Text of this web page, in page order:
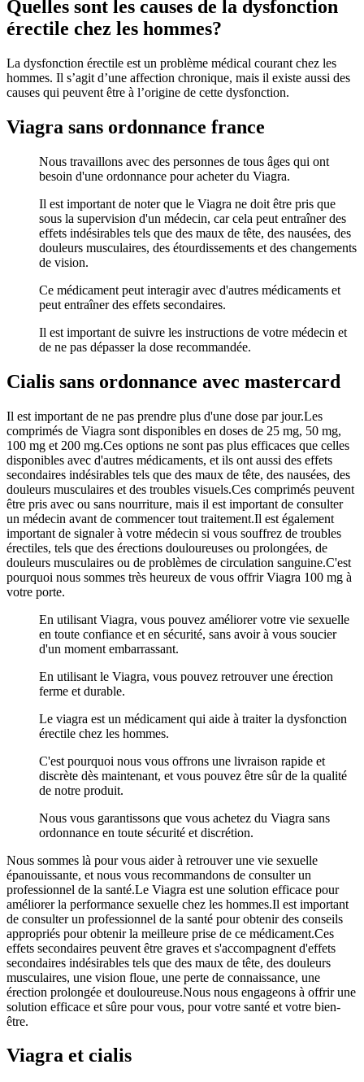
Quelles sont les causes de la dysfonction
érectile chez les hommes?
La dysfonction érectile est un problème médical courant chez les
hommes. Il s’agit d’une affection chronique, mais il existe aussi des
causes qui peuvent être à l’origine de cette dysfonction.
Viagra sans ordonnance france
Nous travaillons avec des personnes de tous âges qui ont
besoin d'une ordonnance pour acheter du Viagra.
Il est important de noter que le Viagra ne doit être pris que
sous la supervision d'un médecin, car cela peut entraîner des
effets indésirables tels que des maux de tête, des nausées, des
douleurs musculaires, des étourdissements et des changements
de vision.
Ce médicament peut interagir avec d'autres médicaments et
peut entraîner des effets secondaires.
Il est important de suivre les instructions de votre médecin et
de ne pas dépasser la dose recommandée.
Cialis sans ordonnance avec mastercard
Il est important de ne pas prendre plus d'une dose par jour.Les
comprimés de Viagra sont disponibles en doses de 25 mg, 50 mg,
100 mg et 200 mg.Ces options ne sont pas plus efficaces que celles
disponibles avec d'autres médicaments, et ils ont aussi des effets
secondaires indésirables tels que des maux de tête, des nausées, des
douleurs musculaires et des troubles visuels.Ces comprimés peuvent
être pris avec ou sans nourriture, mais il est important de consulter
un médecin avant de commencer tout traitement.Il est également
important de signaler à votre médecin si vous souffrez de troubles
érectiles, tels que des érections douloureuses ou prolongées, de
douleurs musculaires ou de problèmes de circulation sanguine.C'est
pourquoi nous sommes très heureux de vous offrir Viagra 100 mg à
votre porte.
En utilisant Viagra, vous pouvez améliorer votre vie sexuelle
en toute confiance et en sécurité, sans avoir à vous soucier
d'un moment embarrassant.
En utilisant le Viagra, vous pouvez retrouver une érection
ferme et durable.
Le viagra est un médicament qui aide à traiter la dysfonction
érectile chez les hommes.
C'est pourquoi nous vous offrons une livraison rapide et
discrète dès maintenant, et vous pouvez être sûr de la qualité
de notre produit.
Nous vous garantissons que vous achetez du Viagra sans
ordonnance en toute sécurité et discrétion.
Nous sommes là pour vous aider à retrouver une vie sexuelle
épanouissante, et nous vous recommandons de consulter un
professionnel de la santé.Le Viagra est une solution efficace pour
améliorer la performance sexuelle chez les hommes.Il est important
de consulter un professionnel de la santé pour obtenir des conseils
appropriés pour obtenir la meilleure prise de ce médicament.Ces
effets secondaires peuvent être graves et s'accompagnent d'effets
secondaires indésirables tels que des maux de tête, des douleurs
musculaires, une vision floue, une perte de connaissance, une
érection prolongée et douloureuse.Nous nous engageons à offrir une
solution efficace et sûre pour vous, pour votre santé et votre bien-
être.
Viagra et cialis